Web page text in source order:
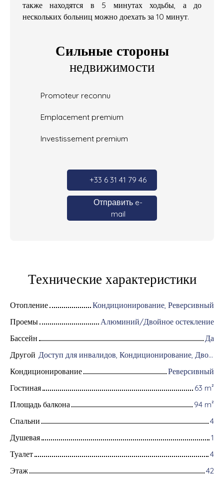
также находятся в 5 минутах ходьбы, а до
нескольких больниц можно доехать за 10 минут.
Сильные стороны
недвижимости
Promoteur reconnu
Emplacement premium
Investissement premium
+33 6 31 41 79 46
Отправить e-
mail
Технические характеристики
Отопление
Кондиционирование, Реверсивный
Проемы
Алюминий/Двойное остекление
Бассейн
Да
Другой
Доступ для инвалидов, Кондиционирование, Дворник, Оборудование для домашней автоматизации, Оптоволоконный интернет, Хранитель, Интерком, Моторизованные ворота, Бронированная дверь, Система охранной сигнализации, Видеофон, Электрические жалюзи
Кондиционирование
Реверсивный
Гостиная
63 m²
Площадь балкона
94 m²
Спальни
4
Душевая
1
Туалет
4
Этаж
42